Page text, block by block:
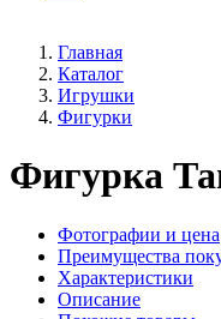
Главная
Каталог
Игрушки
Фигурки
Фигурка
Фотографии и цена
Преимущества
Характеристики
Описание